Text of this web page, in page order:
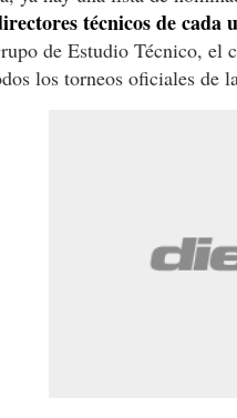
técnicos de cada
de Estudio Técnico, el
los torneos oficiales de